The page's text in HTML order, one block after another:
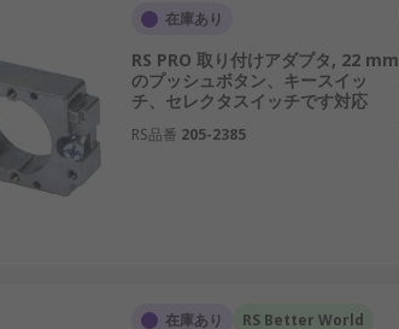
在庫あり
RS PRO 取り付けアダプタ, 22 mm
のプッシュボタン、キースイッ
チ、セレクタスイッチです対応
RS品番 205-2385
在庫あり RS Better World